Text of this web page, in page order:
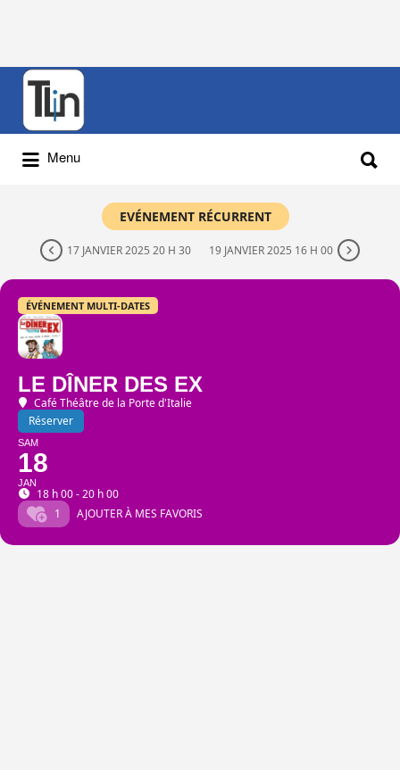
Rechercher
Menu
EVÉNEMENT RÉCURRENT
17 JANVIER 2025 20 H 30 19 JANVIER 2025 16 H 00
ÉVÉNEMENT MULTI-DATES
LE DÎNER DES EX
Café Théâtre de la Porte d'Italie
Réserver
SAM
18
JAN
18 h 00 - 20 h 00
1
AJOUTER À MES FAVORIS